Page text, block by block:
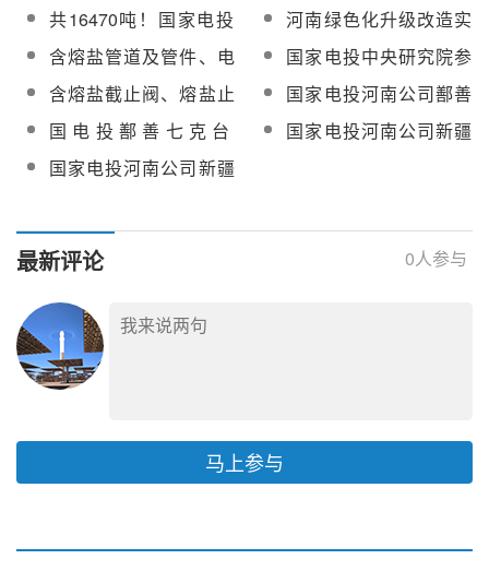
图】
电投鄯善七克台100MW
光热项目国产冷盐泵设
备
集团总经理刘明胜任“一
把手”
共16470吨！国家电投
鄯善100MW光热项目熔
盐采购招标
河南绿色化升级改造实
施指南：加快光热发电
等绿色低碳先进适用技
术改造
含熔盐管道及管件、电
热水锅炉等！国家电投
鄯善100MW光热项目第
三批辅机设备招标
国家电投中央研究院参
与制定的《太阳能光伏
及光热发电用自清洁涂
膜玻璃》国标正式实施
含熔盐截止阀、熔盐止
回阀等，国家电投河南
公司鄯善七克台100MW
光热发电项目第四批辅
国家电投河南公司鄯善
七克台100MW光热发电
项目第四批辅机A设备
国电投鄯善七克台
100MW光热发电项目电
伴热供货安装中标候选
国家电投河南公司新疆
国家电投河南公司新疆
评价
最新评论 0人参与
马上参与